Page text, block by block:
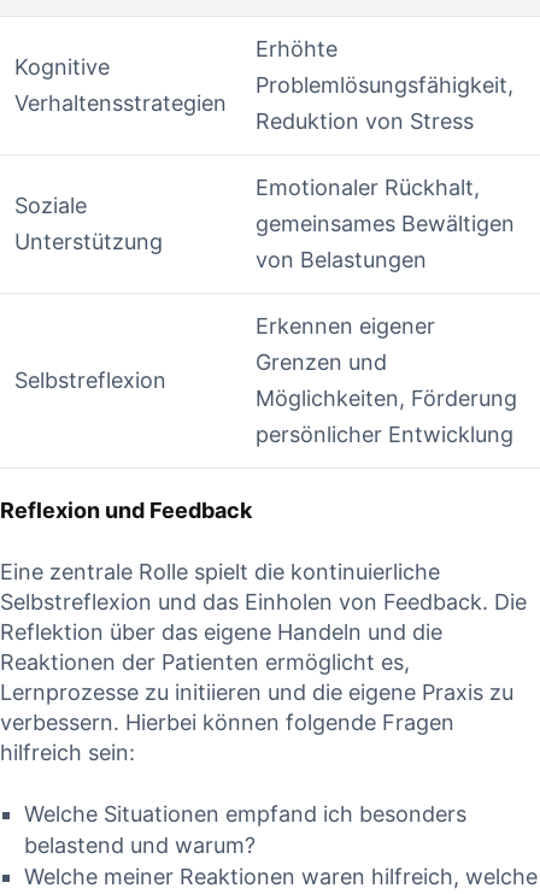
Kognitive
Verhaltensstrategien
Erhöhte
Problemlösungsfähigkeit,
Reduktion von Stress
Soziale
Unterstützung
Emotionaler Rückhalt,
gemeinsames⁣ Bewältigen
von ​Belastungen
Selbstreflexion
Erkennen eigener
Grenzen und
Möglichkeiten, Förderung
persönlicher Entwicklung
Reflexion und Feedback
Eine zentrale Rolle spielt die kontinuierliche
Selbstreflexion⁢ und das Einholen von Feedback. Die ​
Reflektion über⁢ das eigene Handeln und die
Reaktionen der Patienten ermöglicht es,
Lernprozesse zu initiieren und die ​eigene Praxis zu
verbessern. Hierbei können folgende Fragen
hilfreich sein:
Welche Situationen empfand ⁤ich⁢ besonders
belastend ⁢und warum?
Welche meiner Reaktionen waren hilfreich, welche